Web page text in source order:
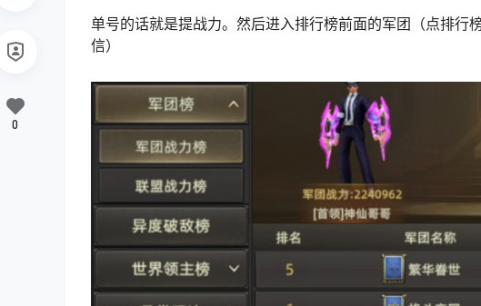
单号的话就是提战力。然后进入排行榜前面的军团（点排行
信）
0